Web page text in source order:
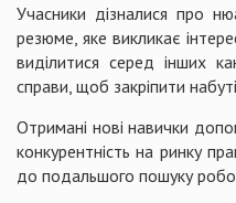
Учасники дізналися про
резюме, яке викликає
виділитися серед інших
справи, щоб закріпити
Отримані нові навички
конкурентність на ринку
до подальшого пошуку